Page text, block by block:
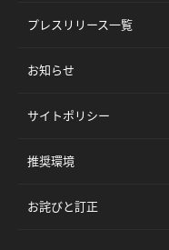
プレスリリース一覧
お知らせ
サイトポリシー
推奨環境
お詫びと訂正